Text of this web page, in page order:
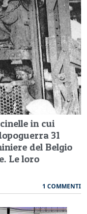
in cui
31
del Belgio
Le loro
1 COMMENTI